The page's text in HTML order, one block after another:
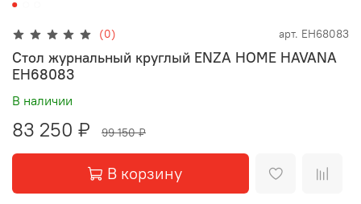
(0) арт. EH68083
Стол журнальный круглый ENZA HOME HAVANA
EH68083
В наличии
83 250 ₽ 99 150 ₽
В корзину